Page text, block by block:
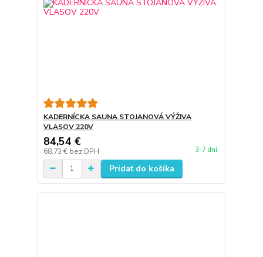
KADERNÍCKA SAUNA STOJANOVÁ VÝŽIVA
VLASOV 220V
84,54 €
68,73 € bez DPH 3-7 dní
Pridať do košíka